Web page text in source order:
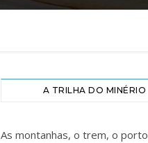
A TRILHA DO MINÉRIO
As montanhas, o trem, o porto